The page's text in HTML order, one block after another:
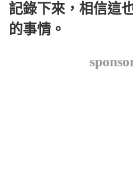
記錄下來，相信這
的事情。